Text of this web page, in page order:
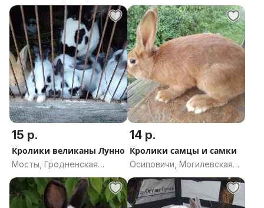
Гомельская область
15 р.
Кролики великаны Лунно
Мосты, Гродненская
область
14 р.
Кролики самцы и самки
Осиповичи, Могилевская
область